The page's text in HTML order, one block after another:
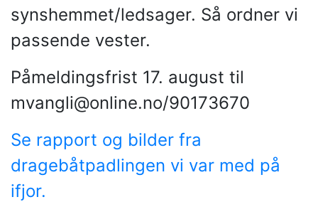
synshemmet/ledsager. Så ordner vi
passende vester.
Påmeldingsfrist 17. august til
mvangli@online.no/90173670
Se rapport og bilder fra
dragebåtpadlingen vi var med på
ifjor.